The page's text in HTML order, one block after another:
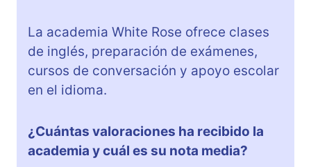
La academia White Rose ofrece clases
de inglés, preparación de exámenes,
cursos de conversación y apoyo escolar
en el idioma.
¿Cuántas valoraciones ha recibido la
academia y cuál es su nota media?